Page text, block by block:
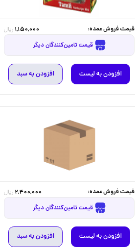
قیمت فروش عمده: 1,150,000 ریال
قیمت تامین‌کنندگان دیگر
افزودن به لیست افزودن به سبد
قیمت فروش عمده: 2,400,000 ریال
قیمت تامین‌کنندگان دیگر
افزودن به لیست افزودن به سبد